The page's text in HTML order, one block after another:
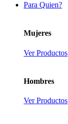
Para Quien?
Mujeres
Ver Productos
Hombres
Ver Productos